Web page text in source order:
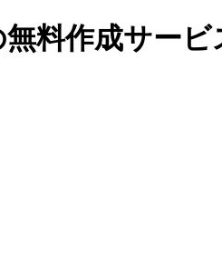
料作成サー